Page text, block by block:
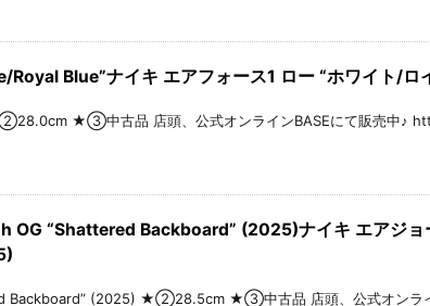
Blue”ナイキ エアフォース1 ロー “ホワイト/ロ
★③中古品 店頭、公式オンラインBASEにて販売中♪
“Shattered Backboard” (2025)ナイキ エアジョ
(2025) ★②28.5cm ★③中古品 店頭、公式オンライ